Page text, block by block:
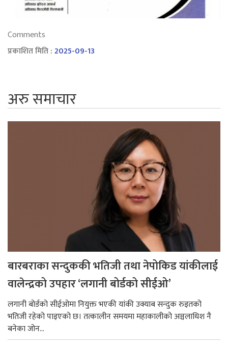
Comments
प्रकाशित मिति :2025-09-13
अरु समाचार
बारबराका सन्दुककी भतिजी तथा नेपोकिड यांकीलाई
वालेन्द्रको उपहार ‘लगानी बोर्डको सीईओ’
लगानी बोर्डको सीईओमा नियुक्त भएकी यांकी उक्याब सन्दुक रुइतको
भतिजी रहेको पाइएको छ। तत्कालीन समयमा महाकालीको अञ्चलाधिश नै
बनेका जोन...